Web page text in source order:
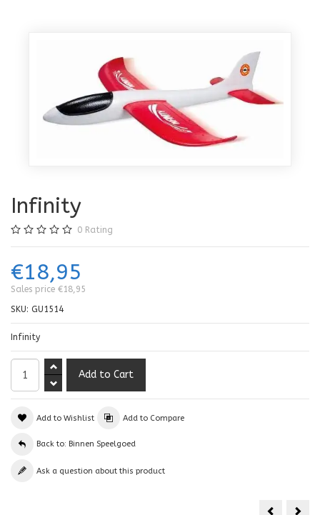
Infinity
0 Rating
€18,95
Sales price €18,95
SKU: GU1514
Infinity
Add to Wishlist Add to Compare
Back to: Binnen Speelgoed
Ask a question about this product